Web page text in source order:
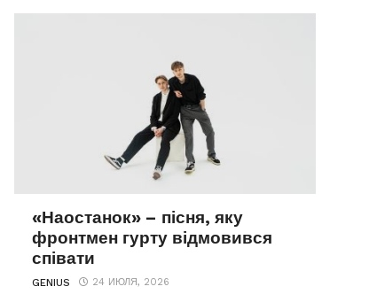
«Наостанок» – пісня, яку
фронтмен гурту відмовився
співати
GENIUS 24 ИЮЛЯ, 2026